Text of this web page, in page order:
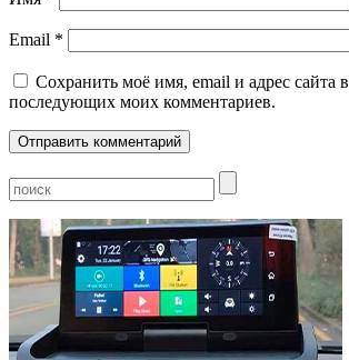
Email *
Сохранить моё имя, email и адрес сайта
последующих моих комментариев.